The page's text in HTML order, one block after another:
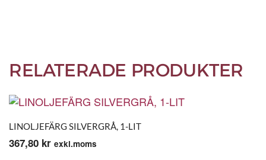
RELATERADE PRODUKTER
LINOLJEFÄRG SILVERGRÅ, 1-LIT
367,80 kr exkl.moms